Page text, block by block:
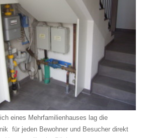
eines Mehrfamilienhauses lag die
für jeden Bewohner und Besucher direkt